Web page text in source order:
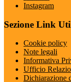
Instagram
Sezione Link
Cookie policy
Note legali
Informativa
Ufficio
Dichiarazione